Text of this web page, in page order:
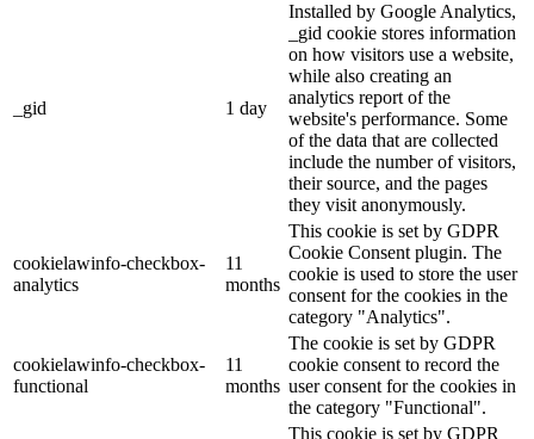
_gid 1 day
Installed by Google Analytics,
_gid cookie stores information
on how visitors use a website,
while also creating an
analytics report of the
website's performance. Some
of the data that are collected
include the number of visitors,
their source, and the pages
they visit anonymously.
cookielawinfo-checkbox-
analytics
11
months
This cookie is set by GDPR
Cookie Consent plugin. The
cookie is used to store the user
consent for the cookies in the
category "Analytics".
cookielawinfo-checkbox-
functional
11
months
The cookie is set by GDPR
cookie consent to record the
user consent for the cookies in
the category "Functional".
This cookie is set by GDPR